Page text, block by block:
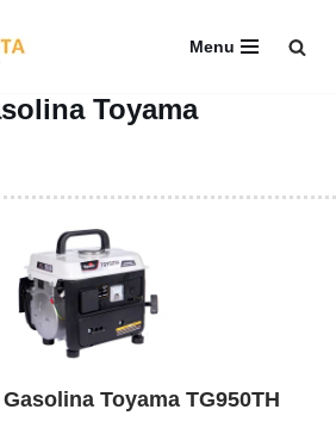
Menu
Toyama
Toyama TG950TH